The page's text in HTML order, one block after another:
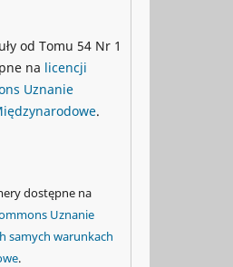
od Tomu 54 Nr 1
na licencji
Uznanie
.
dostępne na
Uznanie
samych warunkach
.